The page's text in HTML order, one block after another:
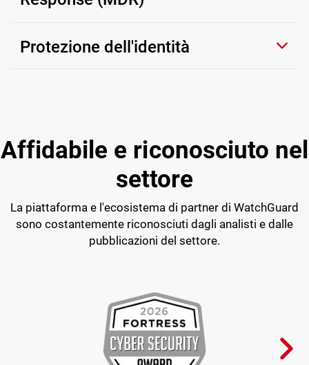
Protezione dell'identità
Affidabile e riconosciuto nel
settore
La piattaforma e l'ecosistema di partner di WatchGuard
sono costantemente riconosciuti dagli analisti e dalle
pubblicazioni del settore.